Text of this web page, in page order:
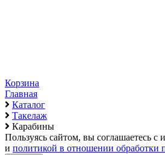
Корзина
Главная
Каталог
Такелаж
Карабины
Пользуясь сайтом, вы соглашаетесь с
и политикой в отношении обработки